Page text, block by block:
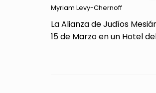
Myriam Levy-Chernoff
La Alianza de Judíos
15 de Marzo en un Hotel